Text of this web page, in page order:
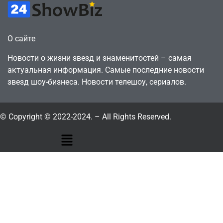
О сайте
Новости о жизни звезд и знаменитостей – самая
актуальная информация. Самые последние новости
звезд шоу-бизнеса. Новости телешоу, сериалов.
© Copyright © 2022-2024. – All Rights Reserved.